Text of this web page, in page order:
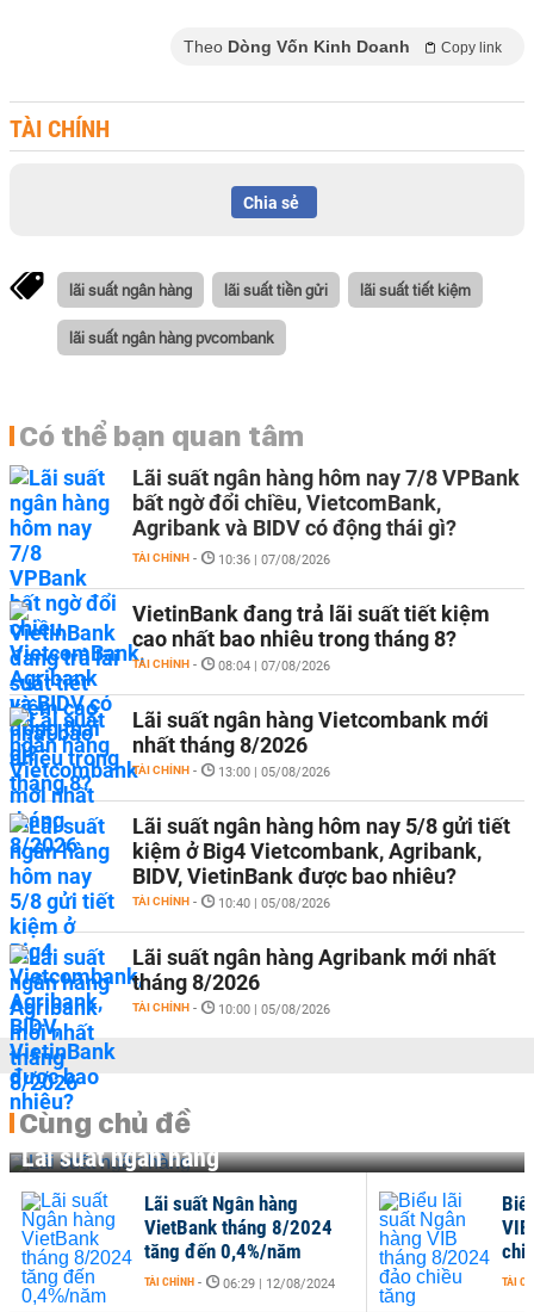
Theo Dòng Vốn Kinh Doanh Copy link
TÀI CHÍNH
Chia sẻ
lãi suất ngân hàng lãi suất tiền gửi lãi suất tiết kiệm
lãi suất ngân hàng pvcombank
Có thể bạn quan tâm
Lãi suất ngân hàng hôm nay 7/8 VPBank
bất ngờ đổi chiều, VietcomBank,
Agribank và BIDV có động thái gì?
TÀI CHÍNH - 10:36 | 07/08/2026
VietinBank đang trả lãi suất tiết kiệm
cao nhất bao nhiêu trong tháng 8?
TÀI CHÍNH - 08:04 | 07/08/2026
Lãi suất ngân hàng Vietcombank mới
nhất tháng 8/2026
TÀI CHÍNH - 13:00 | 05/08/2026
Lãi suất ngân hàng hôm nay 5/8 gửi tiết
kiệm ở Big4 Vietcombank, Agribank,
BIDV, VietinBank được bao nhiêu?
TÀI CHÍNH - 10:40 | 05/08/2026
Lãi suất ngân hàng Agribank mới nhất
tháng 8/2026
TÀI CHÍNH - 10:00 | 05/08/2026
Cùng chủ đề
Lãi suất ngân hàng
Lãi suất Ngân hàng
VietBank tháng 8/2024
tăng đến 0,4%/năm
TÀI CHÍNH - 06:29 | 12/08/2024 TÀI